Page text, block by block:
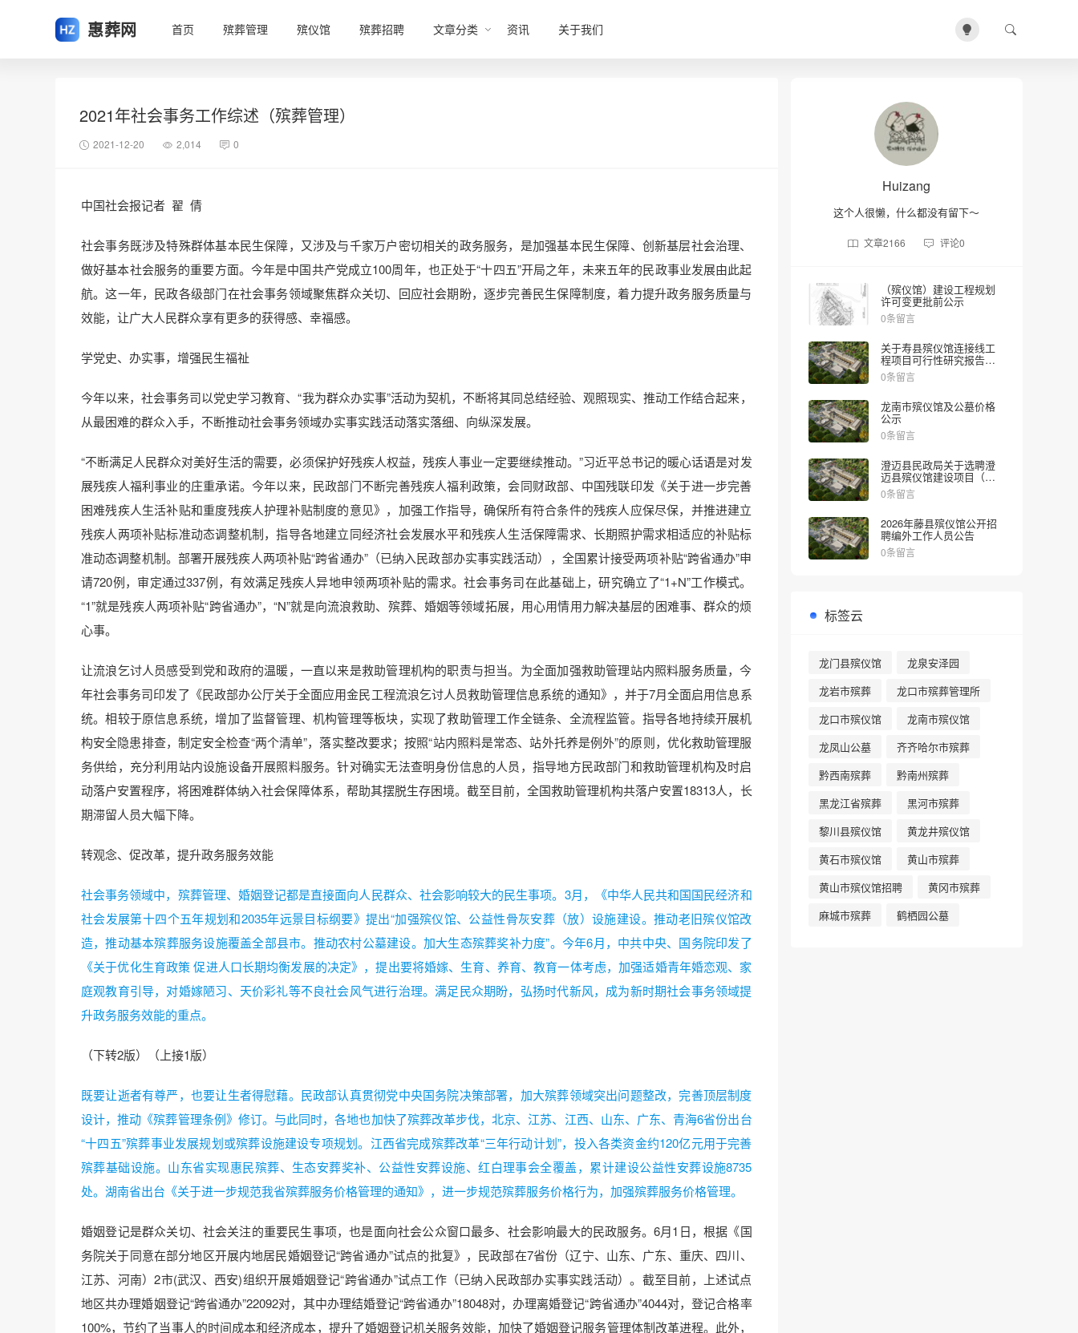
惠葬网 首页 殡葬管理 殡仪馆 殡葬招聘 文章分类 资讯 关于我们
2021年社会事务工作综述（殡葬管理）
2021-12-20 2,014 0
中国社会报记者 翟 倩
社会事务既涉及特殊群体基本民生保障，又涉及与千家万户密切相关的政务服务，是加强基本民生保障、创新基层社会治理、
做好基本社会服务的重要方面。今年是中国共产党成立100周年，也正处于“十四五”开局之年，未来五年的民政事业发展由此起
航。这一年，民政各级部门在社会事务领域聚焦群众关切、回应社会期盼，逐步完善民生保障制度，着力提升政务服务质量与
效能，让广大人民群众享有更多的获得感、幸福感。
学党史、办实事，增强民生福祉
今年以来，社会事务司以党史学习教育、“我为群众办实事”活动为契机，不断将其同总结经验、观照现实、推动工作结合起来，
从最困难的群众入手，不断推动社会事务领域办实事实践活动落实落细、向纵深发展。
“不断满足人民群众对美好生活的需要，必须保护好残疾人权益，残疾人事业一定要继续推动。”习近平总书记的暖心话语是对发
展残疾人福利事业的庄重承诺。今年以来，民政部门不断完善残疾人福利政策，会同财政部、中国残联印发《关于进一步完善
困难残疾人生活补贴和重度残疾人护理补贴制度的意见》，加强工作指导，确保所有符合条件的残疾人应保尽保，并推进建立
残疾人两项补贴标准动态调整机制，指导各地建立同经济社会发展水平和残疾人生活保障需求、长期照护需求相适应的补贴标
准动态调整机制。部署开展残疾人两项补贴“跨省通办”（已纳入民政部办实事实践活动），全国累计接受两项补贴“跨省通办”申
请720例，审定通过337例，有效满足残疾人异地申领两项补贴的需求。社会事务司在此基础上，研究确立了“1+N”工作模式。
“1”就是残疾人两项补贴“跨省通办”，“N”就是向流浪救助、殡葬、婚姻等领域拓展，用心用情用力解决基层的困难事、群众的烦
心事。
让流浪乞讨人员感受到党和政府的温暖，一直以来是救助管理机构的职责与担当。为全面加强救助管理站内照料服务质量，今
年社会事务司印发了《民政部办公厅关于全面应用金民工程流浪乞讨人员救助管理信息系统的通知》，并于7月全面启用信息系
统。相较于原信息系统，增加了监督管理、机构管理等板块，实现了救助管理工作全链条、全流程监管。指导各地持续开展机
构安全隐患排查，制定安全检查“两个清单”，落实整改要求；按照“站内照料是常态、站外托养是例外”的原则，优化救助管理服
务供给，充分利用站内设施设备开展照料服务。针对确实无法查明身份信息的人员，指导地方民政部门和救助管理机构及时启
动落户安置程序，将困难群体纳入社会保障体系，帮助其摆脱生存困境。截至目前，全国救助管理机构共落户安置18313人，长
期滞留人员大幅下降。
转观念、促改革，提升政务服务效能
社会事务领域中，殡葬管理、婚姻登记都是直接面向人民群众、社会影响较大的民生事项。3月，《中华人民共和国国民经济和
社会发展第十四个五年规划和2035年远景目标纲要》提出“加强殡仪馆、公益性骨灰安葬（放）设施建设。推动老旧殡仪馆改
造，推动基本殡葬服务设施覆盖全部县市。推动农村公墓建设。加大生态殡葬奖补力度”。今年6月，中共中央、国务院印发了
《关于优化生育政策 促进人口长期均衡发展的决定》，提出要将婚嫁、生育、养育、教育一体考虑，加强适婚青年婚恋观、家
庭观教育引导，对婚嫁陋习、天价彩礼等不良社会风气进行治理。满足民众期盼，弘扬时代新风，成为新时期社会事务领域提
升政务服务效能的重点。
（下转2版）（上接1版）
既要让逝者有尊严，也要让生者得慰藉。民政部认真贯彻党中央国务院决策部署，加大殡葬领域突出问题整改，完善顶层制度
设计，推动《殡葬管理条例》修订。与此同时，各地也加快了殡葬改革步伐，北京、江苏、江西、山东、广东、青海6省份出台
“十四五”殡葬事业发展规划或殡葬设施建设专项规划。江西省完成殡葬改革“三年行动计划”，投入各类资金约120亿元用于完善
殡葬基础设施。山东省实现惠民殡葬、生态安葬奖补、公益性安葬设施、红白理事会全覆盖，累计建设公益性安葬设施8735
处。湖南省出台《关于进一步规范我省殡葬服务价格管理的通知》，进一步规范殡葬服务价格行为，加强殡葬服务价格管理。
婚姻登记是群众关切、社会关注的重要民生事项，也是面向社会公众窗口最多、社会影响最大的民政服务。6月1日，根据《国
务院关于同意在部分地区开展内地居民婚姻登记“跨省通办”试点的批复》，民政部在7省份（辽宁、山东、广东、重庆、四川、
江苏、河南）2市(武汉、西安)组织开展婚姻登记“跨省通办”试点工作（已纳入民政部办实事实践活动）。截至目前，上述试点
地区共办理婚姻登记“跨省通办”22092对，其中办理结婚登记“跨省通办”18048对，办理离婚登记“跨省通办”4044对，登记合格率
100%，节约了当事人的时间成本和经济成本，提升了婚姻登记机关服务效能，加快了婚姻登记服务管理体制改革进程。此外，
Huizang
这个人很懒，什么都没有留下～
文章2166 评论0
（殡仪馆）建设工程规划
许可变更批前公示
0条留言
关于寿县殡仪馆连接线工
程项目可行性研究报告的
批复
0条留言
龙南市殡仪馆及公墓价格
公示
0条留言
澄迈县民政局关于选聘澄
迈县殡仪馆建设项目（一
期）社会稳定风险评估机
构的公告
0条留言
2026年藤县殡仪馆公开招
聘编外工作人员公告
0条留言
标签云
龙门县殡仪馆
龙泉安泽园
龙岩市殡葬
龙口市殡葬管理所
龙口市殡仪馆
龙南市殡仪馆
龙凤山公墓
齐齐哈尔市殡葬
黔西南殡葬
黔南州殡葬
黑龙江省殡葬
黑河市殡葬
黎川县殡仪馆
黄龙井殡仪馆
黄石市殡仪馆
黄山市殡葬
黄山市殡仪馆招聘
黄冈市殡葬
麻城市殡葬
鹤栖园公墓